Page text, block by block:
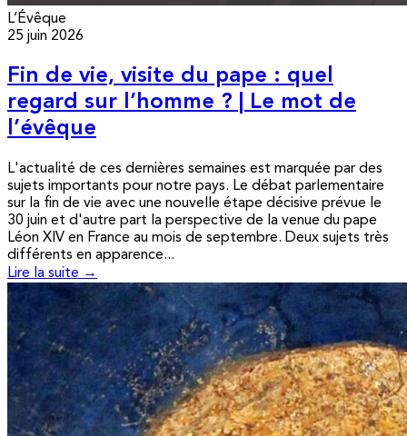
L’Évêque
25 juin 2026
Fin de vie, visite du pape : quel
regard sur l’homme ? | Le mot de
l’évêque
L'actualité de ces dernières semaines est marquée par des
sujets importants pour notre pays. Le débat parlementaire
sur la fin de vie avec une nouvelle étape décisive prévue le
30 juin et d'autre part la perspective de la venue du pape
Léon XIV en France au mois de septembre. Deux sujets très
différents en apparence...
Lire la suite →